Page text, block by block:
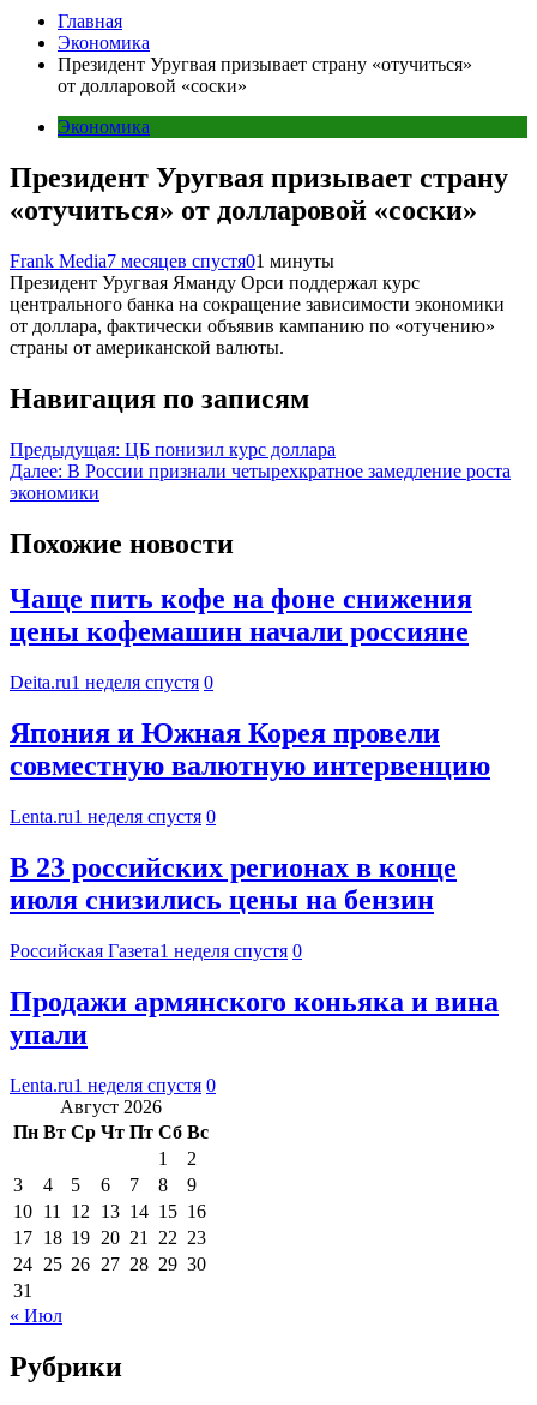
Главная
Экономика
Президент Уругвая призывает страну «отучиться»
от долларовой «соски»
Экономика
Президент Уругвая призывает страну
«отучиться» от долларовой «соски»
Frank Media7 месяцев спустя01 минуты
Президент Уругвая Яманду Орси поддержал курс
центрального банка на сокращение зависимости экономики
от доллара, фактически объявив кампанию по «отучению»
страны от американской валюты.
Навигация по записям
Предыдущая: ЦБ понизил курс доллара
Далее: В России признали четырехкратное замедление роста
экономики
Похожие новости
Чаще пить кофе на фоне снижения
цены кофемашин начали россияне
Deita.ru1 неделя спустя 0
Япония и Южная Корея провели
совместную валютную интервенцию
Lenta.ru1 неделя спустя 0
В 23 российских регионах в конце
июля снизились цены на бензин
Российская Газета1 неделя спустя 0
Продажи армянского коньяка и вина
упали
Lenta.ru1 неделя спустя 0
Август 2026
Пн Вт Ср Чт Пт Сб Вс
1
2
3
4 5 6 7 8
9
10 11 12 13 14 15 16
17 18 19 20 21 22 23
24 25 26 27 28 29 30
31
« Июл
Рубрики